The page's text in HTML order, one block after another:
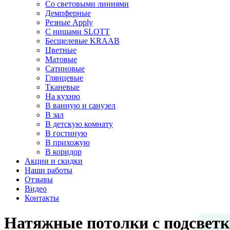
Со световыми линиями
Демпферные
Резные Apply
С нишами SLOTT
Бесщелевые KRAAB
Цветные
Матовые
Сатиновые
Глянцевые
Тканевые
На кухню
В ванную и санузел
В зал
В детскую комнату
В гостиную
В прихожую
В коридор
Акции и скидки
Наши работы
Отзывы
Видео
Контакты
Натяжные потолки с